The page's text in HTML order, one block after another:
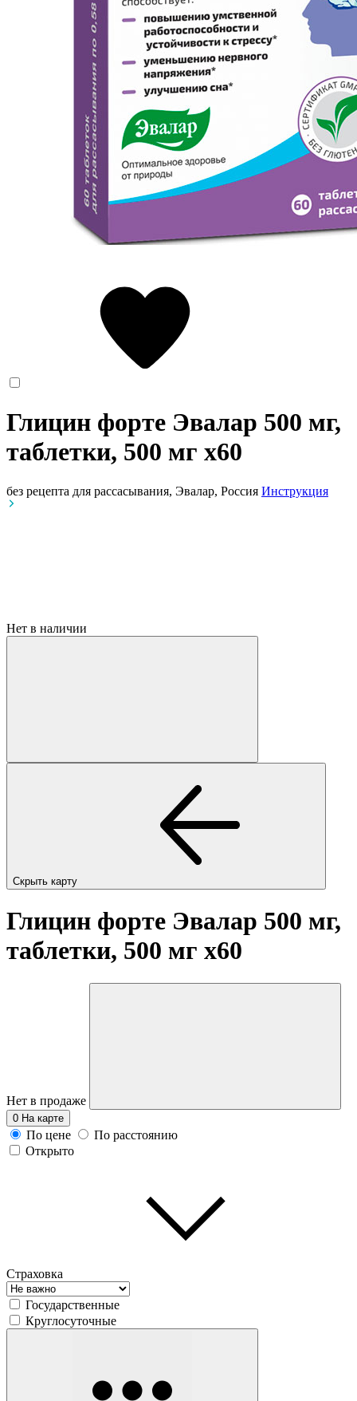
Глицин форте Эвалар 500 мг,
таблетки, 500 мг x60
без рецепта для рассасывания, Эвалар, Россия Инструкция
Нет в наличии
Скрыть карту
Глицин форте Эвалар 500 мг,
таблетки, 500 мг x60
Нет в продаже
0 На карте
По цене
По расстоянию
Открыто
Страховка
Государственные
Круглосуточные